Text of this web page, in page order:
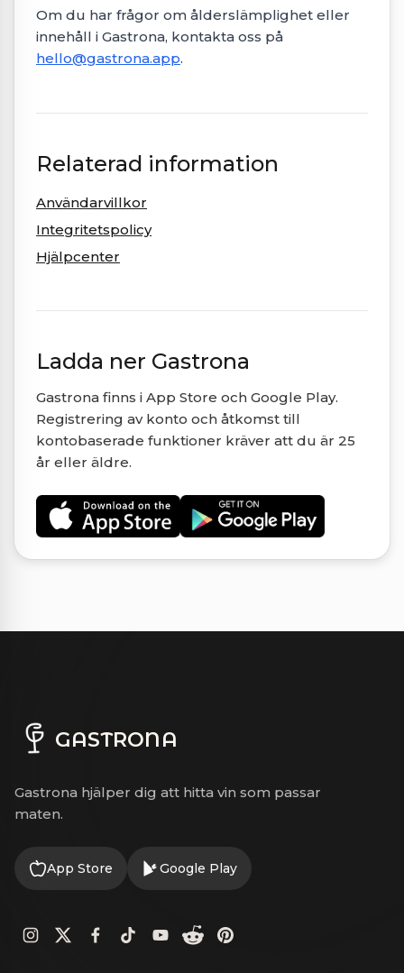
Om du har frågor om ålderslämplighet eller
innehåll i Gastrona, kontakta oss på
hello@gastrona.app.
Relaterad information
Användarvillkor
Integritetspolicy
Hjälpcenter
Ladda ner Gastrona
Gastrona finns i App Store och Google Play.
Registrering av konto och åtkomst till
kontobaserade funktioner kräver att du är 25
år eller äldre.
GASTRONA
Gastrona hjälper dig att hitta vin som passar
maten.
App Store Google Play